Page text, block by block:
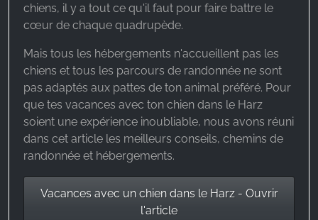
chiens, il y a tout ce qu'il faut pour faire battre le
cœur de chaque quadrupède.
Mais tous les hébergements n'accueillent pas les
chiens et tous les parcours de randonnée ne sont
pas adaptés aux pattes de ton animal préféré. Pour
que tes vacances avec ton chien dans le Harz
soient une expérience inoubliable, nous avons réuni
dans cet article les meilleurs conseils, chemins de
randonnée et hébergements.
Vacances avec un chien dans le Harz - Ouvrir
l'article